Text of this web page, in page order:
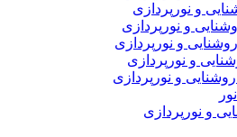
و نورپردازی
و نورپردازی
و نورپردازی
و نورپردازی
روشنایی و نورپردازی
و نورپردازی